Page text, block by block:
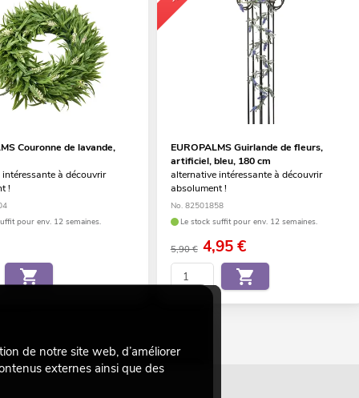
Couronne de lavande,
à découvrir
!
pour env. 12 semaines.
EUROPALMS Guirlande de fleurs,
artificiel, bleu, 180 cm
alternative intéressante à découvrir
absolument !
No. 82501858
Le stock suffit pour env. 12 semaines.
5,90 € 4,95€
de notre site web, d’améliorer
externes ainsi que des